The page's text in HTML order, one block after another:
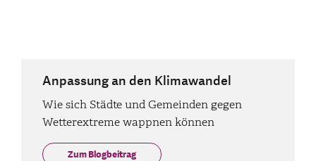
Anpassung an den Klimawandel
Wie sich Städte und Gemeinden gegen
Wetterextreme wappnen können
Zum Blogbeitrag